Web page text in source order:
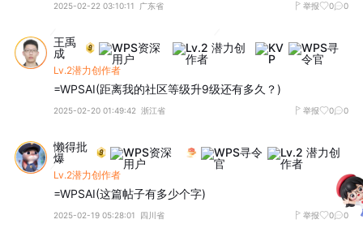
2025-02-22 03:10:11 广东省 举报 0 0
王禹
成
Lv.2潜力创作者
=WPSAI(距离我的社区等级升9级还有多久？)
2025-02-20 01:49:42 浙江省 举报 0 0
懒得批
爆
Lv.2潜力创作者
=WPSAI(这篇帖子有多少个字)
2025-02-19 05:28:01 四川省 举报 0 0